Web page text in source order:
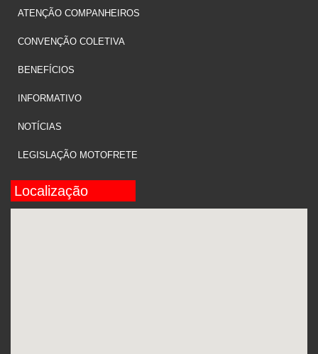
ATENÇÃO COMPANHEIROS
CONVENÇÃO COLETIVA
BENEFÍCIOS
INFORMATIVO
NOTÍCIAS
LEGISLAÇÃO MOTOFRETE
Localização